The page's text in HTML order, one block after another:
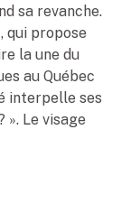
sa revanche.
qui propose
la une du
au Québec
interpelle ses
». Le visage